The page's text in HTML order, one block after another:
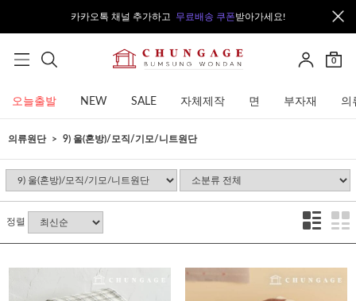
카카오톡 채널 추가하고 무료배송 쿠폰받아가세요!
0
오늘출발 NEW SALE 자체제작 면 부자재 의
의류원단 9) 울(혼방)/모직/기모/니트원단
정렬